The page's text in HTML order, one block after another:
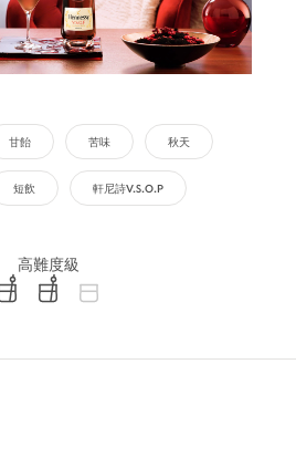
甘飴 苦味 秋天
短飲 軒尼詩V.S.O.P
高難度級
difficulty level: easy
difficulty level: intermediate